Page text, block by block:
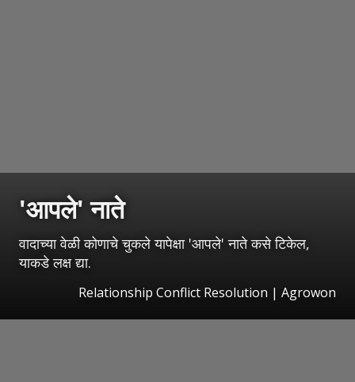
'आपले' नाते
वादाच्या वेळी कोणाचे चुकले यापेक्षा 'आपले' नाते कसे टिकेल,
याकडे लक्ष द्या.
Relationship Conflict Resolution | Agrowon